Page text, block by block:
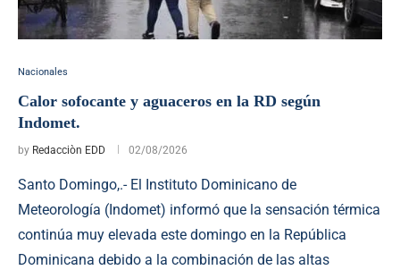
Nacionales
Calor sofocante y aguaceros en la RD según
Indomet.
by Redacciòn EDD 02/08/2026
Santo Domingo,.- El Instituto Dominicano de
Meteorología (Indomet) informó que la sensación térmica
continúa muy elevada este domingo en la República
Dominicana debido a la combinación de las altas